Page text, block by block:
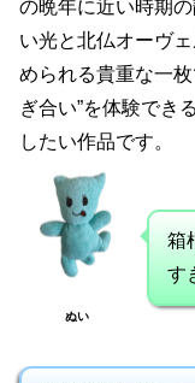
の晩年に近い時期
い光と北仏オーヴ
められる貴重な一
ぎ合い”を体験でき
したい作品です。
ぬい
箱
す